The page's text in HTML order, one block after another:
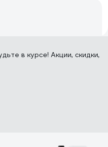
Grass
1 л 110103
и следов от
в курсе! Акции, скидки,